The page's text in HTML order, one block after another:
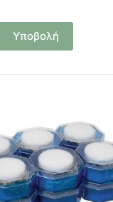
Υποβολή